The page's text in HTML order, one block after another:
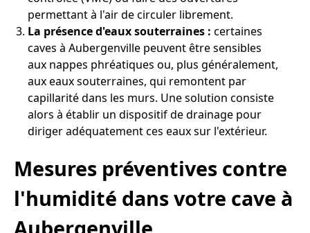
permettant à l'air de circuler librement.
La présence d'eaux souterraines : certaines
caves à Aubergenville peuvent être sensibles
aux nappes phréatiques ou, plus généralement,
aux eaux souterraines, qui remontent par
capillarité dans les murs. Une solution consiste
alors à établir un dispositif de drainage pour
diriger adéquatement ces eaux sur l'extérieur.
Mesures préventives contre
l'humidité dans votre cave à